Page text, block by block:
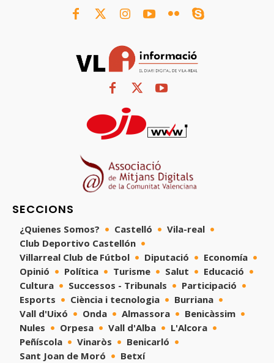
SECCIONS
¿Quienes Somos? Castelló
Vila-real
Club Deportivo Castellón
Villarreal Club de Fútbol
Diputació
Economía
Opinió
Política Turisme Salut
Educació
Cultura
Successos - Tribunals
Participació
Esports
Ciència i tecnologia
Burriana
Vall d'Uixó
Onda Almassora
Benicàssim
Nules
Orpesa Vall d'Alba
L'Alcora
Peñíscola
Vinaròs
Benicarló
Sant Joan de Moró
Betxí